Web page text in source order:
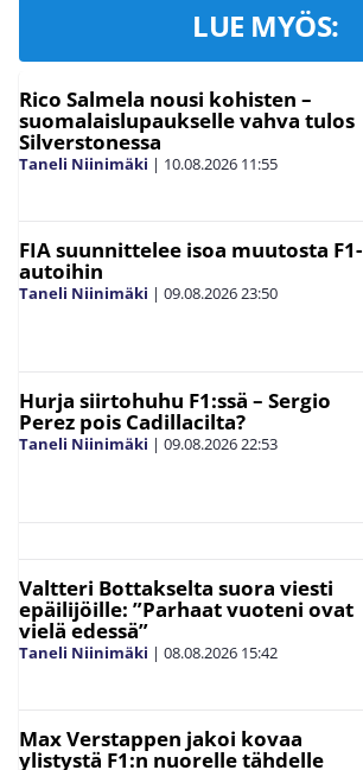
LUE MYÖS:
Rico Salmela nousi kohisten –
suomalaislupaukselle vahva tulos
Silverstonessa
Taneli Niinimäki | 10.08.2026 11:55
FIA suunnittelee isoa muutosta F1-
autoihin
Taneli Niinimäki | 09.08.2026 23:50
Hurja siirtohuhu F1:ssä – Sergio
Perez pois Cadillacilta?
Taneli Niinimäki | 09.08.2026 22:53
Valtteri Bottakselta suora viesti
epäilijöille: ”Parhaat vuoteni ovat
vielä edessä”
Taneli Niinimäki | 08.08.2026 15:42
Max Verstappen jakoi kovaa
ylistystä F1:n nuorelle tähdelle